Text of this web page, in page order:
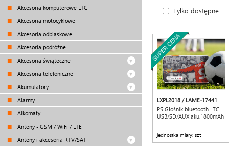
Akcesoria komputerowe LTC
Akcesoria motocyklowe
Akcesoria odblaskowe
Akcesoria podróżne
Akcesoria świąteczne
Akcesoria telefoniczne
Akumulatory
Alarmy
Alkomaty
Anteny - GSM / WiFi / LTE
Anteny i akcesoria RTV/SAT
Tylko dostępne
PROMOCJA
SUPER CENA
LXPL2018 / LAME-17441
PS Głośnik bluetooth LTC
USB/SD/AUX aku.1800mAh
jednostka miary: szt